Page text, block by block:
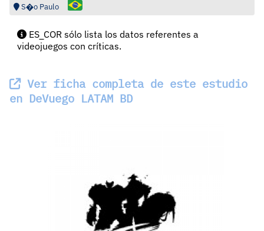
S�o Paulo
ES_COR sólo lista los datos referentes a
videojuegos con críticas.
Ver ficha completa de este estudio
en DeVuego LATAM BD